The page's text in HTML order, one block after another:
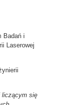
Badań i
Laserowej
liczącym się